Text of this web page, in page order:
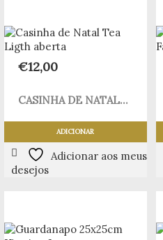
€12,00
CASINHA DE NATAL...
ADICIONAR
Adicionar aos meus
desejos